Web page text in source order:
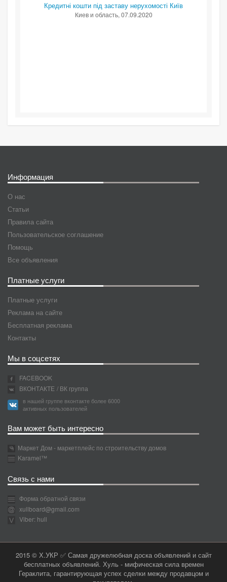
Кредитні кошти під заставу нерухомості Київ
Киев и область, 07.09.2020
Информация
О нас
Статьи
Правила сайта
Пользовательское соглашение
Помощь
Все объявления
Платные услуги
Платные услуги
Реклама на сайте
Бесплатная реклама
Контакты
Мы в соцсетях
FACEBOOK
ВКОНТАКТЕ / ВК группа
в нашей группе вконтакте более 6000
активных пользователей
Вам может быть интересно
Маркет Дом - маркетплейс по строительству домов
Karamel™
Связь с нами
Форма обратной связи
xullboard@gmail.com
Viber: hull
2015 © Х.УКР ✅ Самая дружелюбная доска объявлений и сайт
бесплатных объявлений. Хуль - мифическая сила времен
Гераклита, гарантирующая успех сделки между продавцом и